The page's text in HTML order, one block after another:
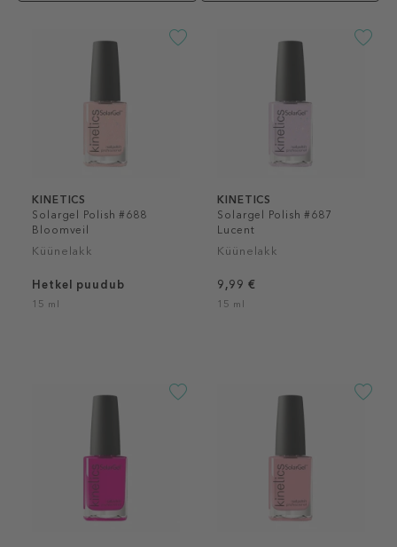
KINETICS
Solargel Polish #688
Bloomveil
Küünelakk
Hetkel puudub
15 ml
KINETICS
Solargel Polish #687
Lucent
Küünelakk
9,99 €
15 ml